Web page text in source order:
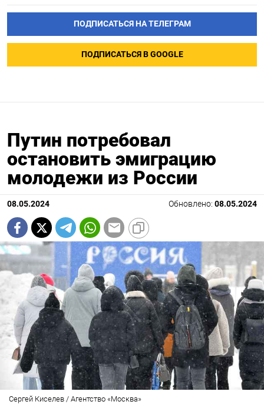
ПОДПИСАТЬСЯ НА ТЕЛЕГРАМ
ПОДПИСАТЬСЯ В GOOGLE
Путин потребовал
остановить эмиграцию
молодежи из России
08.05.2024 Обновлено: 08.05.2024
Сергей Киселев / Агентство «Москва»